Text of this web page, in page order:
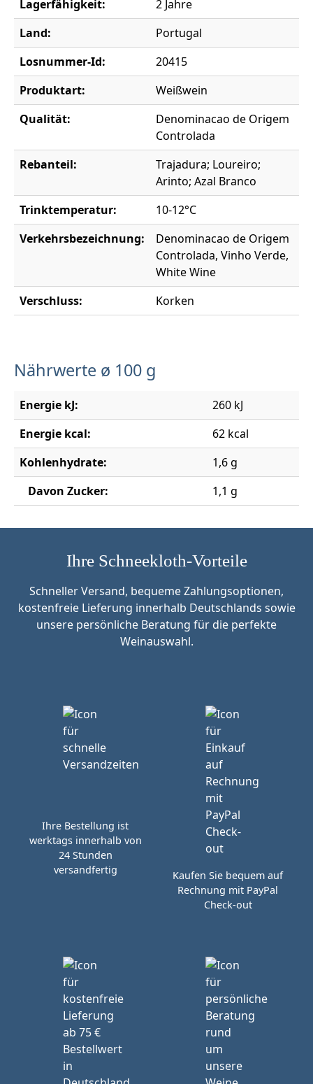
Lagerfähigkeit:
2 Jahre
Land:
Portugal
Losnummer-Id:
20415
Produktart:
Weißwein
Qualität:
Denominacao de Origem
Controlada
Rebanteil:
Trajadura; Loureiro;
Arinto; Azal Branco
Trinktemperatur:
10-12°C
Verkehrsbezeichnung:
Denominacao de Origem
Controlada, Vinho Verde,
White Wine
Verschluss:
Korken
Nährwerte ø 100 g
Energie kJ:
260 kJ
Energie kcal:
62 kcal
Kohlenhydrate:
1,6 g
Davon Zucker:
1,1 g
Ihre Schneekloth-Vorteile
Schneller Versand, bequeme Zahlungsoptionen,
kostenfreie Lieferung innerhalb Deutschlands sowie
unsere persönliche Beratung für die perfekte
Weinauswahl.
Ihre Bestellung ist
werktags innerhalb von
24 Stunden
versandfertig
Kaufen Sie bequem auf
Rechnung mit PayPal
Check-out